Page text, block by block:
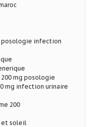
infection
mg posologie
mg infection urinaire
200
et soleil